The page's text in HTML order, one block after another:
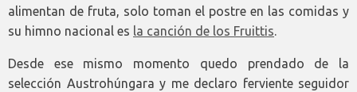
alimentan de fruta, solo toman el postre en las comidas y
su himno nacional es la canción de los Fruittis.
Desde ese mismo momento quedo prendado de la
selección Austrohúngara y me declaro ferviente seguidor